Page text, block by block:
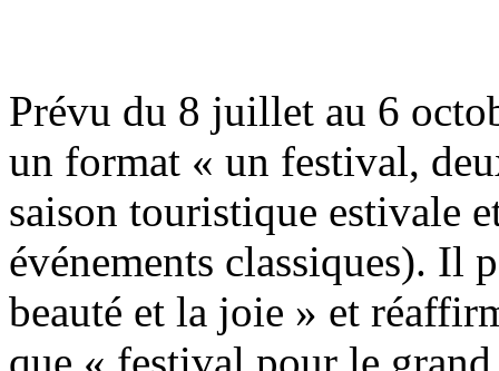
Prévu du 8 juillet au 6
un format « un festival,
saison touristique estivale
événements classiques). Il
beauté et la joie » et
que « festival pour le